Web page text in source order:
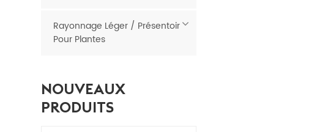
Rayonnage Léger / Présentoir
Pour Plantes
NOUVEAUX
PRODUITS